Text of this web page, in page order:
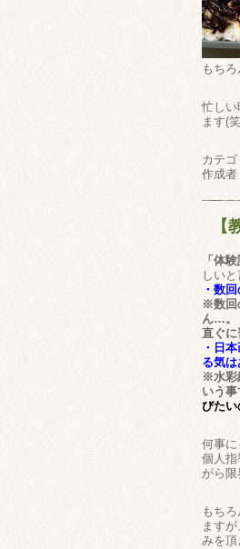
もち
忙しい
ます(
カテゴ
作成者
【
「体
しい
・数
※数回
ん…。
直ぐに
・日
る気
※水彩
いう
びたい
何事に
個人指
がら限
もち
ますが
みを頂